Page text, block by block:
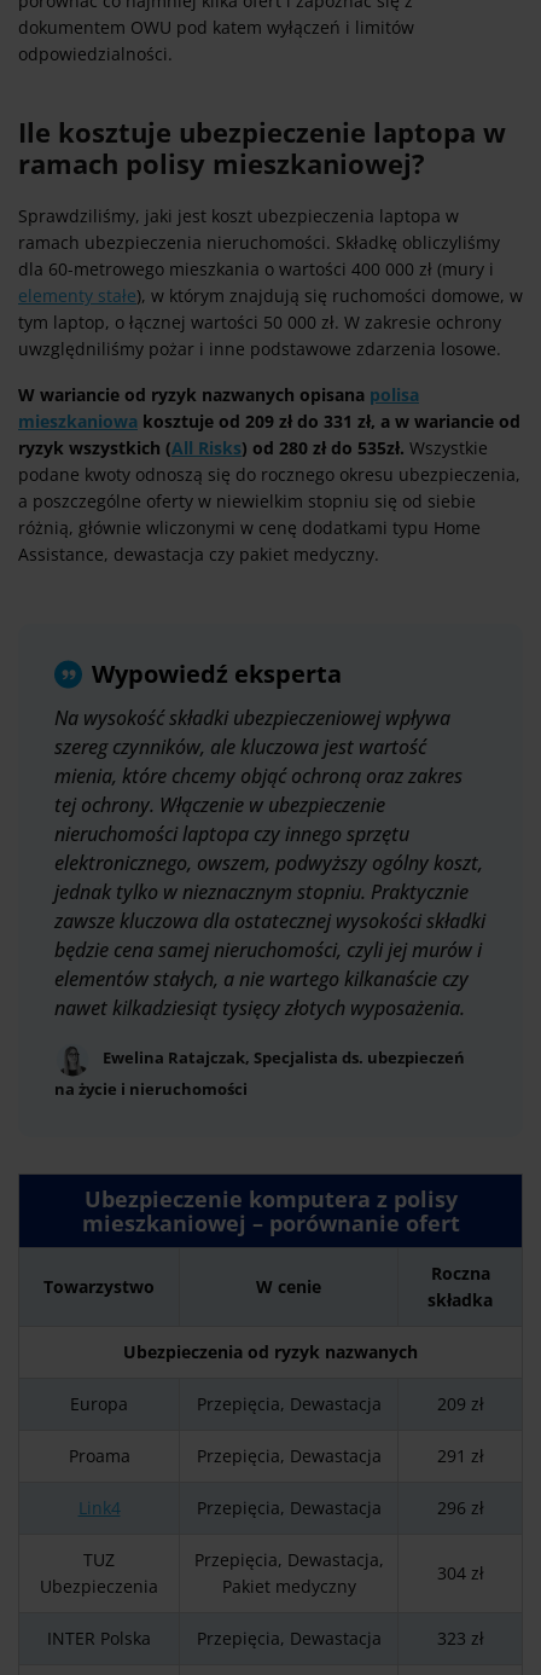
dokumentem OWU pod katem wyłączeń i limitów
odpowiedzialności.
Ile kosztuje ubezpieczenie laptopa w
ramach polisy mieszkaniowej?
Sprawdziliśmy, jaki jest koszt ubezpieczenia laptopa w
ramach ubezpieczenia nieruchomości. Składkę obliczyliśmy
dla 60-metrowego mieszkania o wartości 400 000 zł (mury i
elementy stałe), w którym znajdują się ruchomości domowe, w
tym laptop, o łącznej wartości 50 000 zł. W zakresie ochrony
uwzględniliśmy pożar i inne podstawowe zdarzenia losowe.
W wariancie od ryzyk nazwanych opisana polisa
mieszkaniowa kosztuje od 209 zł do 331 zł, a w wariancie od
ryzyk wszystkich (All Risks) od 280 zł do 535zł. Wszystkie
podane kwoty odnoszą się do rocznego okresu ubezpieczenia,
a poszczególne oferty w niewielkim stopniu się od siebie
różnią, głównie wliczonymi w cenę dodatkami typu Home
Assistance, dewastacja czy pakiet medyczny.
Wypowiedź eksperta
Na wysokość składki ubezpieczeniowej wpływa
szereg czynników, ale kluczowa jest wartość
mienia, które chcemy objąć ochroną oraz zakres
tej ochrony. Włączenie w ubezpieczenie
nieruchomości laptopa czy innego sprzętu
elektronicznego, owszem, podwyższy ogólny koszt,
jednak tylko w nieznacznym stopniu. Praktycznie
zawsze kluczowa dla ostatecznej wysokości składki
będzie cena samej nieruchomości, czyli jej murów i
elementów stałych, a nie wartego kilkanaście czy
nawet kilkadziesiąt tysięcy złotych wyposażenia.
Ewelina Ratajczak, Specjalista ds. ubezpieczeń
na życie i nieruchomości
Ubezpieczenie komputera z polisy
mieszkaniowej – porównanie ofert
Towarzystwo W cenie
Roczna
składka
Ubezpieczenia od ryzyk nazwanych
Europa Przepięcia, Dewastacja 209 zł
Proama Przepięcia, Dewastacja 291 zł
Link4 Przepięcia, Dewastacja 296 zł
TUZ
Ubezpieczenia
Przepięcia, Dewastacja,
Pakiet medyczny
304 zł
INTER Polska Przepięcia, Dewastacja 323 zł